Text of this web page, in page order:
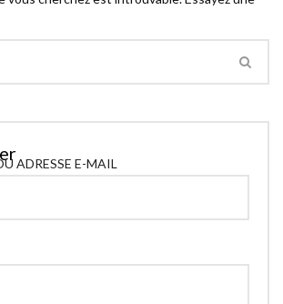
ADRESSE E-MAIL